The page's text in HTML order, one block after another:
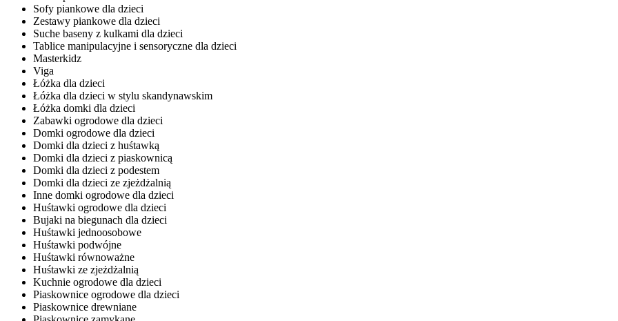
Sofy piankowe dla dzieci
Zestawy piankowe dla dzieci
Suche baseny z kulkami dla dzieci
Tablice manipulacyjne i sensoryczne dla dzieci
Masterkidz
Viga
Łóżka dla dzieci
Łóżka dla dzieci w stylu skandynawskim
Łóżka domki dla dzieci
Zabawki ogrodowe dla dzieci
Domki ogrodowe dla dzieci
Domki dla dzieci z huśtawką
Domki dla dzieci z piaskownicą
Domki dla dzieci z podestem
Domki dla dzieci ze zjeżdżalnią
Inne domki ogrodowe dla dzieci
Huśtawki ogrodowe dla dzieci
Bujaki na biegunach dla dzieci
Huśtawki jednoosobowe
Huśtawki podwójne
Huśtawki równoważne
Huśtawki ze zjeżdżalnią
Kuchnie ogrodowe dla dzieci
Piaskownice ogrodowe dla dzieci
Piaskownice drewniane